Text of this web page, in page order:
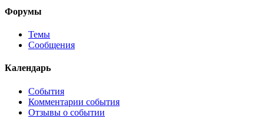
Форумы
Темы
Сообщения
Календарь
События
Комментарии события
Отзывы о событии